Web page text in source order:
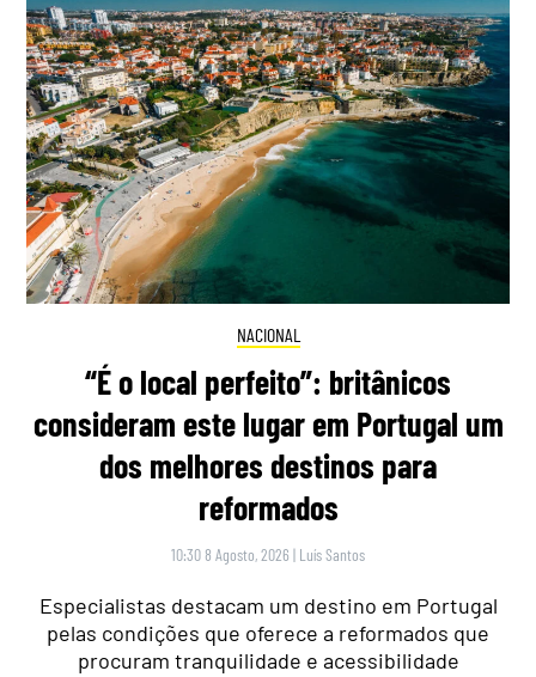
NACIONAL
“É o local perfeito”: britânicos
consideram este lugar em Portugal um
dos melhores destinos para
reformados
10:30 8 Agosto, 2026 | Luís Santos
Especialistas destacam um destino em Portugal
pelas condições que oferece a reformados que
procuram tranquilidade e acessibilidade